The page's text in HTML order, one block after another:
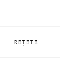
REȚETE